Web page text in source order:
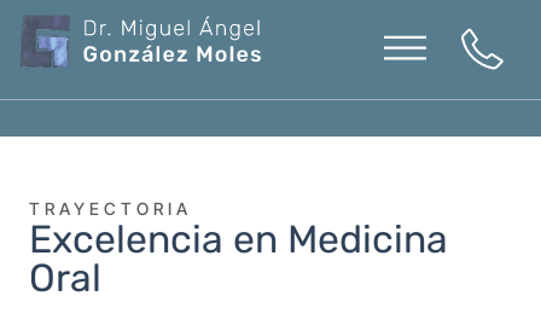
TRAYECTORIA
Excelencia en Medicina
Oral